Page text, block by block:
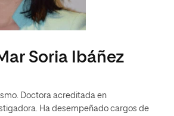
Soria Ibáñez
Doctora acreditada en
Ha desempeñado cargos de